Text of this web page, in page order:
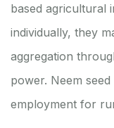
based agricultural
individually, they
aggregation
power. Neem
employment for